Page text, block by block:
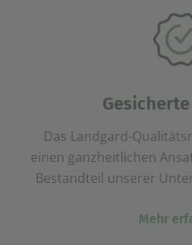
Das Landgard-
einen ganzheitlichen
Bestandteil unserer
Mehr